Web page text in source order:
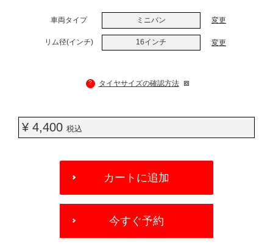
車両タイプ ミニバン 変更
リム径(インチ) 16インチ 変更
? タイヤサイズの確認方法
¥ 4,400 税込
OPTIONS
カートに追加
今すぐ予約